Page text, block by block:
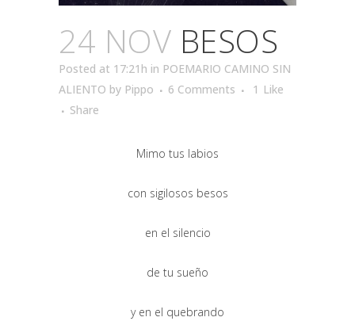
24 NOV BESOS
Posted at 17:21h in POEMARIO CAMINO SIN
ALIENTO by Pippo 6 Comments 1 Like
Share
Mimo tus labios
con sigilosos besos
en el silencio
de tu sueño
y en el quebrando